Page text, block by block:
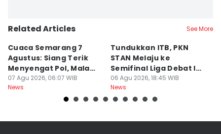
Related Articles See More
Cuaca Semarang 7
Agustus: Siang Terik
Menyengat Pol, Malam
Dingin Bediding Atis!
07 Agu 2026, 06:07 WIB
News
Tundukkan ITB, PKN
STAN Melaju ke
Semifinal Liga Debat IDN
Times 2026
06 Agu 2026, 18:45 WIB
News